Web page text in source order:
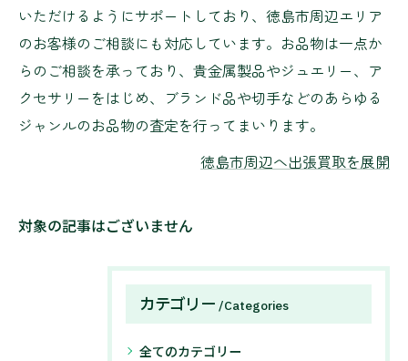
いただけるようにサポートしており、徳島市周辺エリア
のお客様のご相談にも対応しています。お品物は一点か
らのご相談を承っており、貴金属製品やジュエリー、ア
クセサリーをはじめ、ブランド品や切手などのあらゆる
ジャンルのお品物の査定を行ってまいります。
徳島市周辺へ出張買取を展開
対象の記事はございません
カテゴリー Categories
全てのカテゴリー